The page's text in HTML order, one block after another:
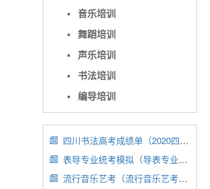
▪
音乐培训
▪ 舞蹈培训
▪
声乐培训
▪
书法培训
▪ 编导培训
 四川书法高考成绩单（2020四川高考书法分数线）
 表导专业统考模拟（导表专业艺考考什么）
 流行音乐艺考（流行音乐艺考难么）